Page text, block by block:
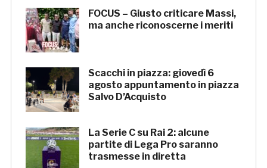
FOCUS – Giusto criticare Massi,
ma anche riconoscerne i meriti
Scacchi in piazza: giovedì 6
agosto appuntamento in piazza
Salvo D’Acquisto
La Serie C su Rai 2: alcune
partite di Lega Pro saranno
trasmesse in diretta